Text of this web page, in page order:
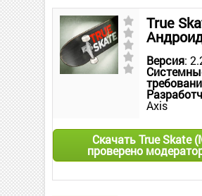
True
Версия:
Axis
Скачать True Skate
проверено